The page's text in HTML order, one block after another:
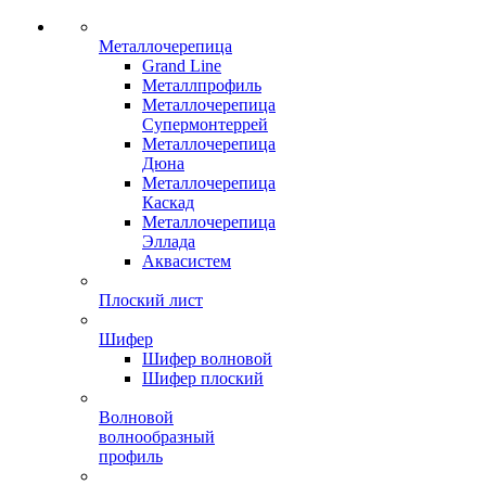
Металлочерепица
Grand Line
Металлпрофиль
Металлочерепица
Супермонтеррей
Металлочерепица
Дюна
Металлочерепица
Каскад
Металлочерепица
Эллада
Аквасистем
Плоский лист
Шифер
Шифер волновой
Шифер плоский
Волновой
волнообразный
профиль